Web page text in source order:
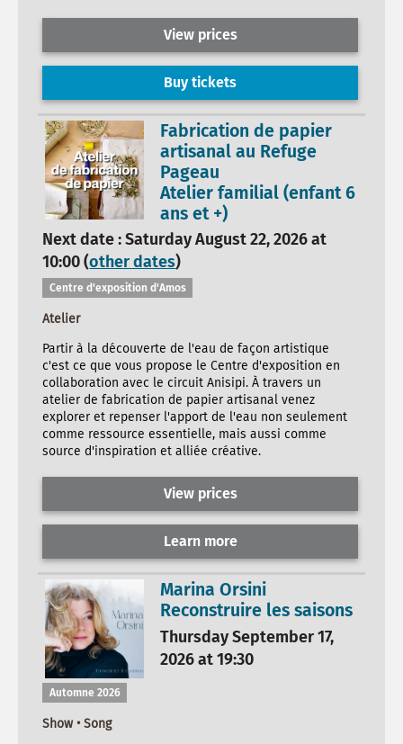
View prices
Buy tickets
Fabrication de papier
artisanal au Refuge
Pageau
Atelier familial (enfant 6
ans et +)
Next date : Saturday August 22, 2026 at
10:00 (other dates)
Centre d'exposition d'Amos
Atelier
Partir à la découverte de l'eau de façon artistique
c'est ce que vous propose le Centre d'exposition en
collaboration avec le circuit Anisipi. À travers un
atelier de fabrication de papier artisanal venez
explorer et repenser l'apport de l'eau non seulement
comme ressource essentielle, mais aussi comme
source d'inspiration et alliée créative.
View prices
Learn more
Marina Orsini
Reconstruire les saisons
Thursday September 17,
2026 at 19:30
Automne 2026
Show • Song